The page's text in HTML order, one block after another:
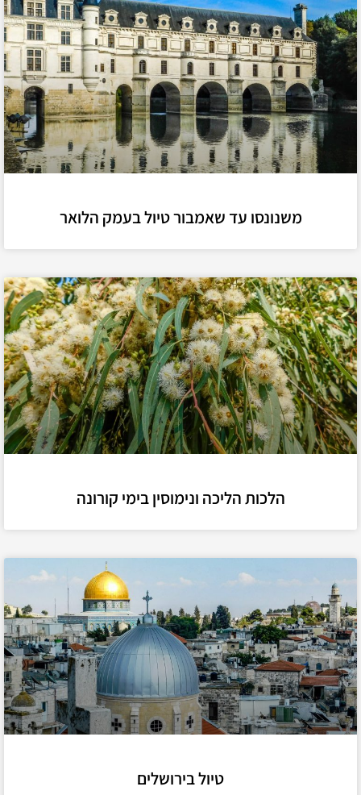
משנונסו עד שאמבור טיול בעמק הלואר
הלכות הליכה ונימוסין בימי קורונה
טיול בירושלים